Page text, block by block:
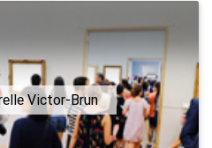
Victor-Brun